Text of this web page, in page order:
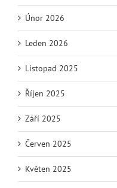
Únor 2026
Leden 2026
Listopad 2025
Říjen 2025
Září 2025
Červen 2025
Květen 2025